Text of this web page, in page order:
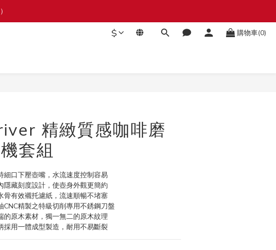
$ 購物車(0)
精緻質感咖啡磨
套組
細口下壓壺嘴，水流速度控制容易
隱藏刻度設計，使壺身外觀更簡約
骨有效襯托濾紙，流速順暢不堵塞
CNC精製之特級切削專用不銹鋼刀盤
的原木素材，獨一無二的原木紋理
採用一體成型製造，耐用不易斷裂